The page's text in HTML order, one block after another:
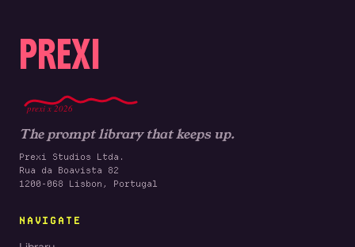
PREXI
prexi x 2026
The prompt library that keeps up.
Prexi Studios Ltda.
Rua da Boavista 82
1200-068 Lisbon, Portugal
NAVIGATE